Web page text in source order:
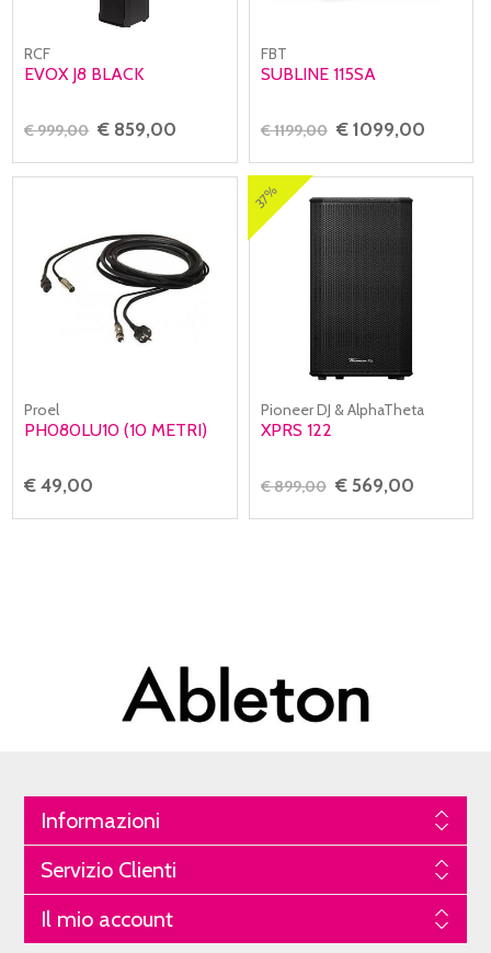
RCF
EVOX J8 BLACK
€ 999,00 € 859,00
FBT
SUBLINE 115SA
€ 1199,00 € 1099,00
Proel
PH080LU10 (10 METRI)
€ 49,00
37%
Pioneer DJ & AlphaTheta
XPRS 122
€ 899,00 € 569,00
Informazioni
Servizio Clienti
Il mio account